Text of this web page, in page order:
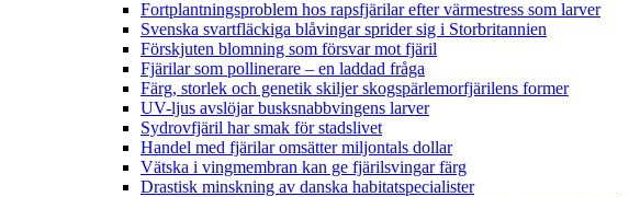
Fortplantningsproblem hos rapsfjärilar efter värmestress som larver
Svenska svartfläckiga blåvingar sprider sig i Storbritannien
Förskjuten blomning som försvar mot fjäril
Fjärilar som pollinerare – en laddad fråga
Färg, storlek och genetik skiljer skogspärlemorfjärilens former
UV-ljus avslöjar busksnabbvingens larver
Sydrovfjäril har smak för stadslivet
Handel med fjärilar omsätter miljontals dollar
Vätska i vingmembran kan ge fjärilsvingar färg
Drastisk minskning av danska habitatspecialister